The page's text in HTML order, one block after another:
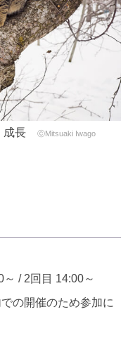
成長 ⓒMitsuaki Iwago
/ 2回目 14:00～
の開催のため参加に